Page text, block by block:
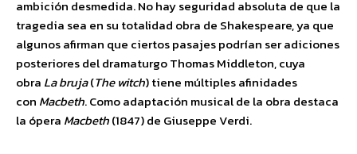
ambición desmedida. No hay seguridad absoluta de que la
tragedia sea en su totalidad obra de Shakespeare, ya que
algunos afirman que ciertos pasajes podrían ser adiciones
posteriores del dramaturgo Thomas Middleton, cuya
obra La bruja(The witch) tiene múltiples afinidades
con Macbeth. Como adaptación musical de la obra destaca
la ópera Macbeth(1847) de Giuseppe Verdi.